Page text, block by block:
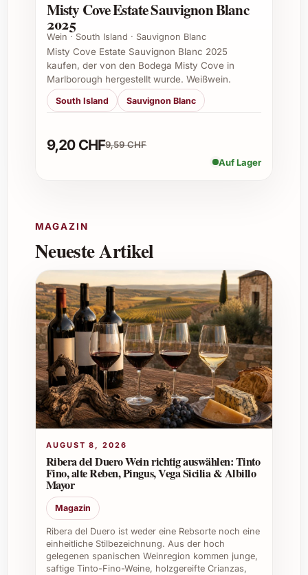
frische Salate und leichte asiatische Speisen.
Auch als Aperitif macht er eine gute Figur.
Bei welcher Temperatur wird der Wein
serviert?
Empfohlen wird eine Serviertemperatur
die Aromen voll entfalten können.
Woher stammen die Trauben des Miracle
Höhenlagen der Swartberg Mountains in
Südafrika, was dem Wein seine besondere
Frische verleiht.
Hat der Wein eine Bio- oder
Nachhaltigkeitszertifizierung?
Viele Weine aus der Region setzen auf
nachhaltigen Anbau. Bitte informieren Sie sich
direkt beim Händler oder Produzenten für
detaillierte Angaben.
Ist der Miracle Bush White 2022 gut zum
Verschenken geeignet?
Aufgrund seines eleganten Charakters und
der ansprechenden Flaschenausstattung ist
der Wein ein hervorragendes Geschenk für
Weinliebhaber und vielfältige Anlässe.
Gibt es spezielle Lagerhinweise?
Misty Cove Estate Sauvignon Blanc
2025
Wein · South Island · Sauvignon Blanc
Misty Cove Estate Sauvignon Blanc 2025
kaufen, der von den Bodega Misty Cove in
Marlborough hergestellt wurde. Weißwein.
South Island Sauvignon Blanc
9,20 CHF9,59 CHF
Auf Lager
MAGAZIN
Neueste Artikel
AUGUST 8, 2026
Ribera del Duero Wein richtig auswählen: Tinto
Fino, alte Reben, Pingus, Vega Sicilia & Albillo
Mayor
Magazin
Ribera del Duero ist weder eine Rebsorte noch eine
einheitliche Stilbezeichnung. Aus der hoch
gelegenen spanischen Weinregion kommen junge,
saftige Tinto-Fino-Weine, holzgereifte Crianzas,